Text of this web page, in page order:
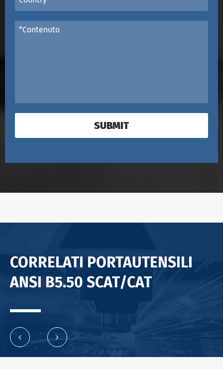
SUBMIT
CORRELATI PORTAUTENSILI
ANSI B5.50 SCAT/CAT